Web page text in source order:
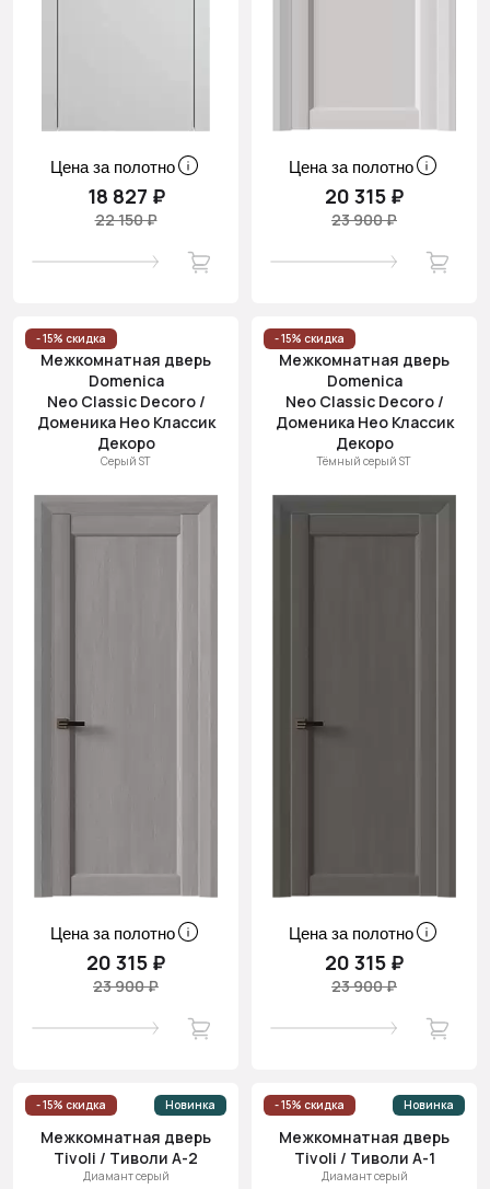
Цена за полотно
18 827 ₽
22 150 ₽
Цена за полотно
20 315 ₽
23 900 ₽
- 15% скидка
Межкомнатная дверь
Domenica
Neo Classic Decoro /
Доменика Нео Классик
Декоро
Серый ST
Цена за полотно
20 315 ₽
23 900 ₽
- 15% скидка
Межкомнатная дверь
Domenica
Neo Classic Decoro /
Доменика Нео Классик
Декоро
Тёмный серый ST
Цена за полотно
20 315 ₽
23 900 ₽
- 15% скидка Новинка
Межкомнатная дверь
Tivoli / Тиволи А-2
Диамант серый
- 15% скидка Новинка
Межкомнатная дверь
Tivoli / Тиволи А-1
Диамант серый